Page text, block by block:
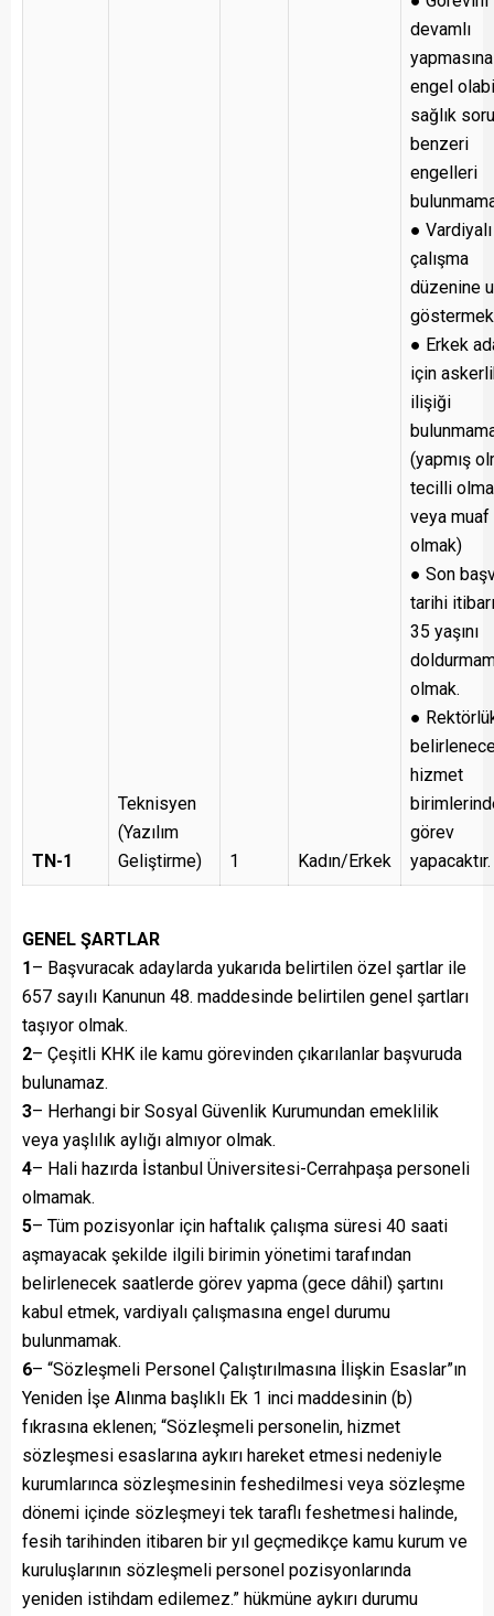
TN-1
Teknisyen
(Yazılım
Geliştirme)
1 Kadın/Erkek
devamlı
yapmasına
engel
sağlık
benzeri
engelleri
● Vardiyalı
çalışma
düzenine
● Erkek
için
ilişiği
(yapmış
tecilli
veya muaf
olmak)
● Son
tarihi
35 yaşını
olmak.
●
hizmet
görev
yapacaktır.
GENEL ŞARTLAR
1 – Başvuracak adaylarda yukarıda belirtilen özel şartlar ile
657 sayılı Kanunun 48. maddesinde belirtilen genel şartları
taşıyor olmak.
2– Çeşitli KHK ile kamu görevinden çıkarılanlar başvuruda
bulunamaz.
3– Herhangi bir Sosyal Güvenlik Kurumundan emeklilik
veya yaşlılık aylığı almıyor olmak.
4– Hali hazırda İstanbul Üniversitesi-Cerrahpaşa personeli
olmamak.
5– Tüm pozisyonlar için haftalık çalışma süresi 40 saati
aşmayacak şekilde ilgili birimin yönetimi tarafından
belirlenecek saatlerde görev yapma (gece dâhil) şartını
kabul etmek, vardiyalı çalışmasına engel durumu
bulunmamak.
6– “Sözleşmeli Personel Çalıştırılmasına İlişkin Esaslar”ın
Yeniden İşe Alınma başlıklı Ek 1 inci maddesinin (b)
fıkrasına eklenen; “Sözleşmeli personelin, hizmet
sözleşmesi esaslarına aykırı hareket etmesi nedeniyle
kurumlarınca sözleşmesinin feshedilmesi veya sözleşme
dönemi içinde sözleşmeyi tek taraflı feshetmesi halinde,
fesih tarihinden itibaren bir yıl geçmedikçe kamu kurum ve
kuruluşlarının sözleşmeli personel pozisyonlarında
yeniden istihdam edilemez.” hükmüne aykırı durumu